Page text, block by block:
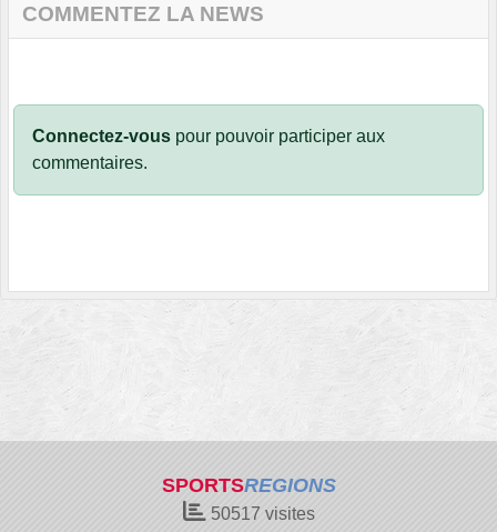
COMMENTEZ LA NEWS
Connectez-vous pour pouvoir participer aux
commentaires.
SPORTSREGIONS
50517 visites